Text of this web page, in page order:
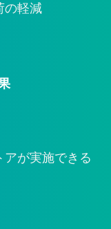
の軽減
が実施できる